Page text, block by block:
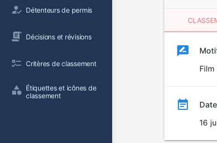
Détenteurs de permis
Décisions et révisions
Critères de classement
Étiquettes et icônes de
classement
16